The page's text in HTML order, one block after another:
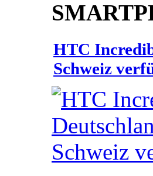
HTC
Schweiz